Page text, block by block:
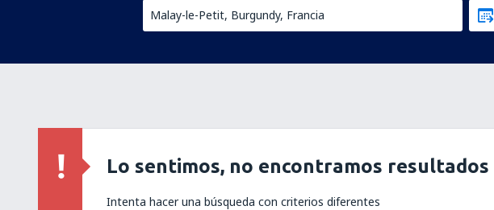
Lo sentimos, no encontramos
Intenta hacer una búsqueda con criterios diferentes